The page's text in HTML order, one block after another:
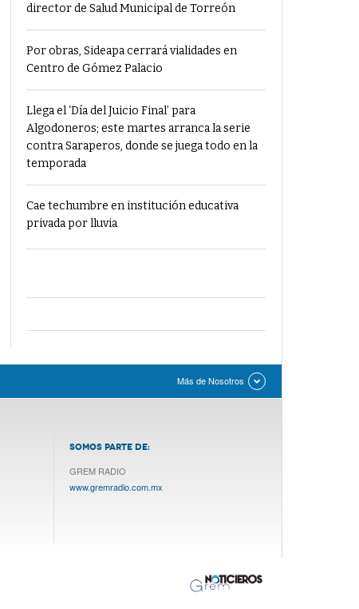
director de Salud Municipal de Torreón
Por obras, Sideapa cerrará vialidades en
Centro de Gómez Palacio
Llega el ‘Día del Juicio Final’ para
Algodoneros; este martes arranca la serie
contra Saraperos, donde se juega todo en la
temporada
Cae techumbre en institución educativa
privada por lluvia
Más de Nosotros
SOMOS PARTE DE:
GREM RADIO
www.gremradio.com.mx